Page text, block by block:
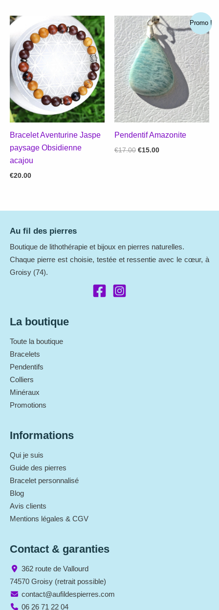
Bracelet Aventurine Jaspe
paysage Obsidienne
acajou
€20.00
Promo !
Pendentif Amazonite
€17.00 Le
€15.00Le
Au fil des pierres
Boutique de lithothérapie et bijoux en pierres naturelles.
Chaque pierre est choisie, testée et ressentie avec le cœur, à
Groisy (74).
La boutique
Toute la boutique
Bracelets
Pendentifs
Colliers
Minéraux
Promotions
Informations
Qui je suis
Guide des pierres
Bracelet personnalisé
Blog
Avis clients
Mentions légales & CGV
Contact & garanties
362 route de Vallourd
74570 Groisy (retrait possible)
contact@aufildespierres.com
06 26 71 22 04